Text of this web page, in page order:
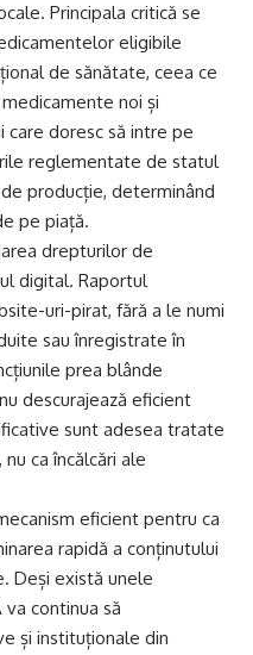
Principala critică se
eligibile
de sănătate, ceea ce
noi și
doresc să intre pe
reglementate de statul
producție, determinând
pe piață.
drepturilor de
digital. Raportul
uri-pirat, fără a le numi
sau înregistrate în
prea blânde
descurajează eficient
sunt adesea tratate
ca încălcări ale
eficient pentru ca
rapidă a conținutului
Deși există unele
continua să
și instituționale din